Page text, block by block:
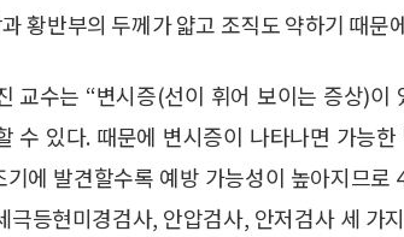
황반부의 두께가 얇고 조직도 약하기 때문
교수는 “변시증(선이 휘어 보이는 증상)이
수 있다. 때문에 변시증이 나타나면 가능
에 발견할수록 예방 가능성이 높아지므
극등현미경검사, 안압검사, 안저검사 세 가